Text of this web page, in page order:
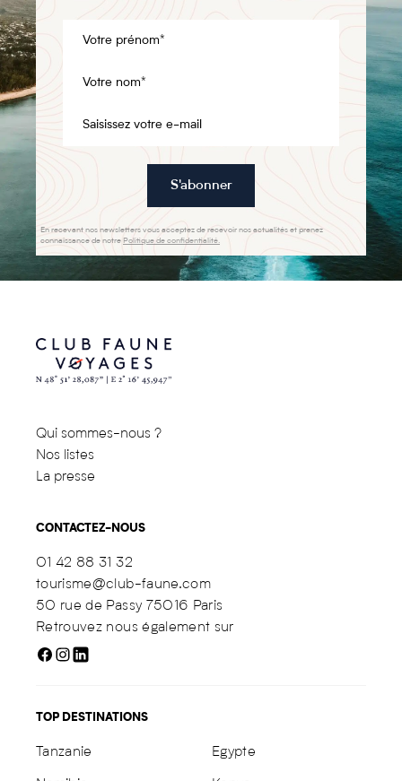
S'abonner
En recevant nos newsletters vous acceptez de recevoir nos actualités et prenez
connaissance de notre Politique de confidentialité.
Qui sommes-nous ?
Nos listes
La presse
CONTACTEZ-NOUS
01 42 88 31 32
tourisme@club-faune.com
50 rue de Passy 75016 Paris
Retrouvez nous également sur
TOP DESTINATIONS
Tanzanie Egypte